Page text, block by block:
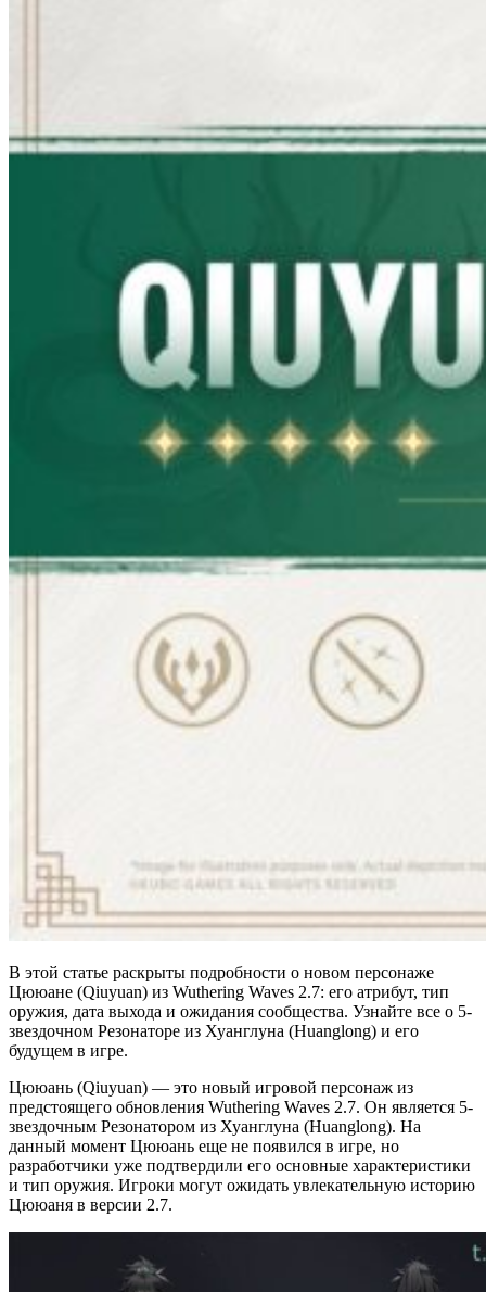
В этой статье раскрыты подробности о новом персонаже
Цююане (Qiuyuan) из Wuthering Waves 2.7: его атрибут, тип
оружия, дата выхода и ожидания сообщества. Узнайте все о 5-
звездочном Резонаторе из Хуанглуна (Huanglong) и его
будущем в игре.
Цююань (Qiuyuan) — это новый игровой персонаж из
предстоящего обновления Wuthering Waves 2.7. Он является 5-
звездочным Резонатором из Хуанглуна (Huanglong). На
данный момент Цююань еще не появился в игре, но
разработчики уже подтвердили его основные характеристики
и тип оружия. Игроки могут ожидать увлекательную историю
Цююаня в версии 2.7.